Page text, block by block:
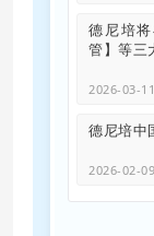
德尼培
管】等三
2026-03-11
德尼培中
2026-02-09